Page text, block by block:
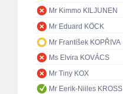
Mr Kimmo KILJUNEN
Mr Eduard KÖCK
Mr František KOPŘIVA
Ms Elvira KOVÁCS
Mr Tiny KOX
Mr Eerik-Niiles KROSS